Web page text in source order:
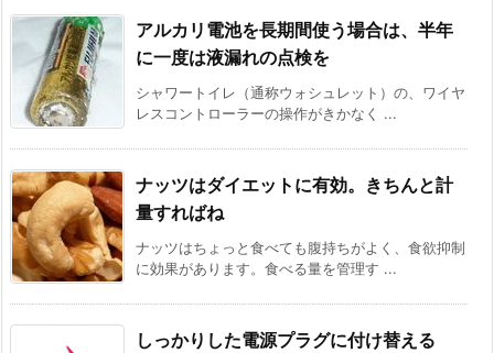
アルカリ電池を長期間使う場合は、半年
に一度は液漏れの点検を
シャワートイレ（通称ウォシュレット）の、ワイヤ
レスコントローラーの操作がきかなく ...
ナッツはダイエットに有効。きちんと計
量すればね
ナッツはちょっと食べても腹持ちがよく、食欲抑制
に効果があります。食べる量を管理す ...
しっかりした電源プラグに付け替える